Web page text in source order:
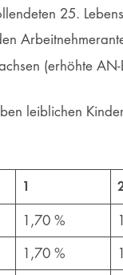
25.
(erhöhte
leiblichen
1
1,70 %
1,70 %